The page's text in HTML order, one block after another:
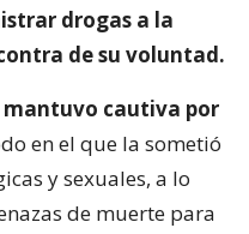
drogas a la
de su voluntad.
mantuvo cautiva por
en el que la sometió
y sexuales, a lo
de muerte para